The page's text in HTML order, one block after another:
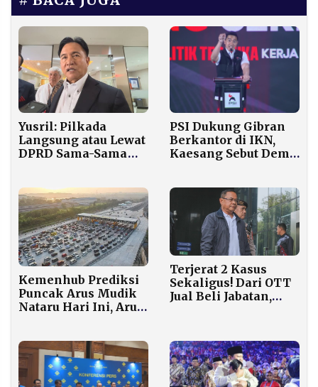
Yusril: Pilkada
Langsung atau Lewat
DPRD Sama-Sama
PSI Dukung Gibran
Berkantor di IKN,
Kaesang Sebut Demi
Kemenhub Prediksi
Puncak Arus Mudik
Nataru Hari Ini, Arus
Terjerat 2 Kasus
Sekaligus! Dari OTT
Jual Beli Jabatan,